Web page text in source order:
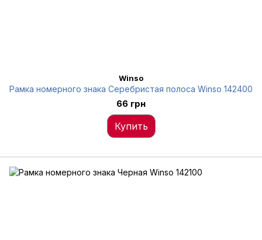
Winso
Рамка номерного знака Серебристая полоса Winso 142400
66 грн
Купить